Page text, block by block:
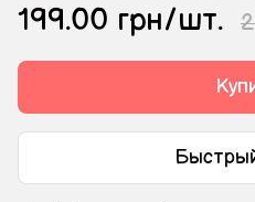
199.00 грн/шт.